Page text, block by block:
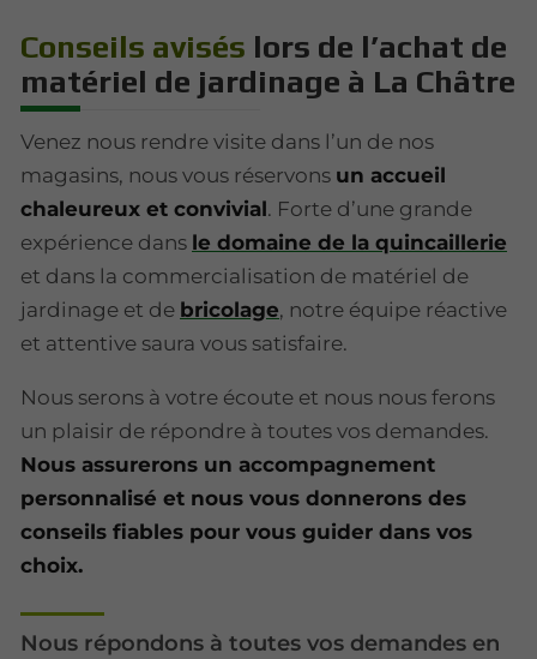
Conseils avisés lors de l’achat de
matériel de jardinage à La Châtre
Venez nous rendre visite dans l’un de nos
magasins, nous vous réservons un accueil
chaleureux et convivial. Forte d’une grande
expérience dans le domaine de la quincaillerie
et dans la commercialisation de matériel de
jardinage et de bricolage, notre équipe réactive
et attentive saura vous satisfaire.
Nous serons à votre écoute et nous nous ferons
un plaisir de répondre à toutes vos demandes.
Nous assurerons un accompagnement
personnalisé et nous vous donnerons des
conseils fiables pour vous guider dans vos
choix.
Nous répondons à toutes vos demandes en